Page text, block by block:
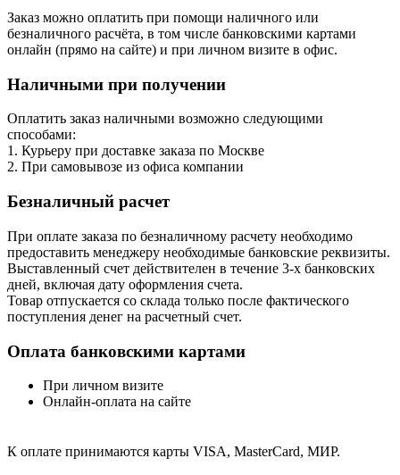
Заказ можно оплатить при помощи наличного или
безналичного расчёта, в том числе банковскими картами
онлайн (прямо на сайте) и при личном визите в офис.
Наличными при получении
Оплатить заказ наличными возможно следующими
способами:
1. Курьеру при доставке заказа по Москве
2. При самовывозе из офиса компании
Безналичный расчет
При оплате заказа по безналичному расчету необходимо
предоставить менеджеру необходимые банковские реквизиты.
Выставленный счет действителен в течение 3-х банковских
дней, включая дату оформления cчета.
Товар отпускается со склада только после фактического
поступления денег на расчетный счет.
Оплата банковскими картами
При личном визите
Онлайн-оплата на сайте
К оплате принимаются карты VISA, MasterCard, МИР.